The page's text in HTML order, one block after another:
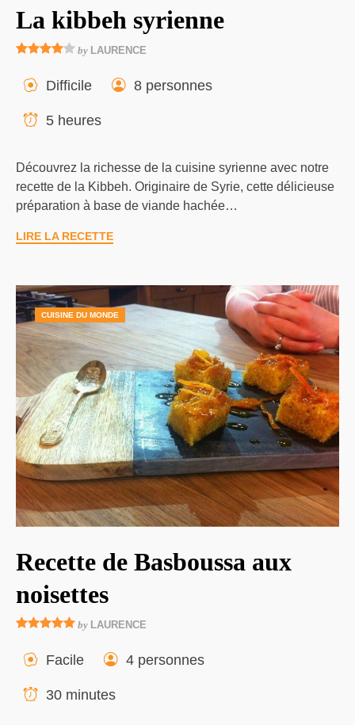
La kibbeh syrienne
by LAURENCE
Difficile 8 personnes
5 heures
Découvrez la richesse de la cuisine syrienne avec notre
recette de la Kibbeh. Originaire de Syrie, cette délicieuse
préparation à base de viande hachée…
LIRE LA RECETTE
CUISINE DU MONDE
Recette de Basboussa aux
noisettes
by LAURENCE
Facile 4 personnes
30 minutes